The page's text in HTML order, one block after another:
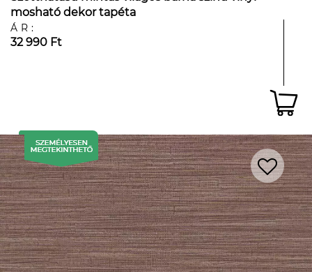
mosható dekor tapéta
ÁR:
32 990 Ft